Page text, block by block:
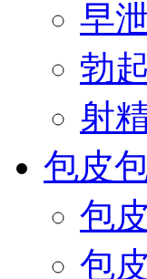
早
勃
射
包皮
包皮
包